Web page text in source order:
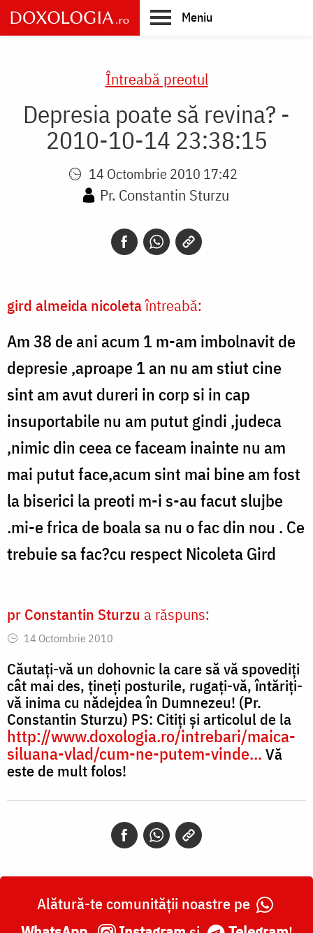
Skip
to
main
Meniu
Întreabă preotul
Depresia poate să revina? -
2010-10-14 23:38:15
14 Octombrie 2010 17:42
Pr. Constantin Sturzu
gird almeida nicoletaîntreabă:
Am 38 de ani acum 1 m-am imbolnavit de
depresie ,aproape 1 an nu am stiut cine
sint am avut dureri in corp si in cap
insuportabile nu am putut gindi ,judeca
,nimic din ceea ce faceam inainte nu am
mai putut face,acum sint mai bine am fost
la biserici la preoti m-i s-au facut slujbe
.mi-e frica de boala sa nu o fac din nou . Ce
trebuie sa fac?cu respect Nicoleta Gird
pr Constantin Sturzu a răspuns:
14 Octombrie 2010
Căutați-vă un dohovnic la care să vă spovediți
cât mai des, țineți posturile, rugați-vă, întăriți-
vă inima cu nădejdea în Dumnezeu! (Pr.
Constantin Sturzu) PS: Citiți și articolul de la
http://www.doxologia.ro/intrebari/maica-
siluana-vlad/cum-ne-putem-vinde… Vă
este de mult folos!
Alătură-te comunității noastre pe